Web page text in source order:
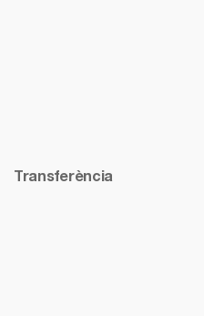
Transferència